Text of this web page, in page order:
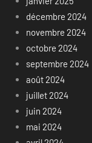
décembre 2024
novembre 2024
octobre 2024
septembre 2024
août 2024
juillet 2024
juin 2024
mai 2024